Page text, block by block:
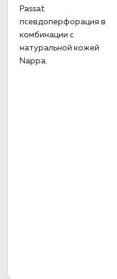
Passat
псевдоперфорация в
комбинации с
натуральной кожей
Nappa.